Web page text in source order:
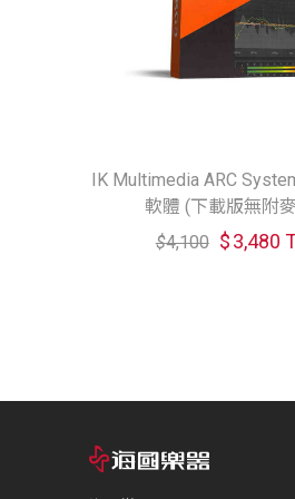
IK Multimedia ARC
軟體 (下載版無附
$4,100 $3,480